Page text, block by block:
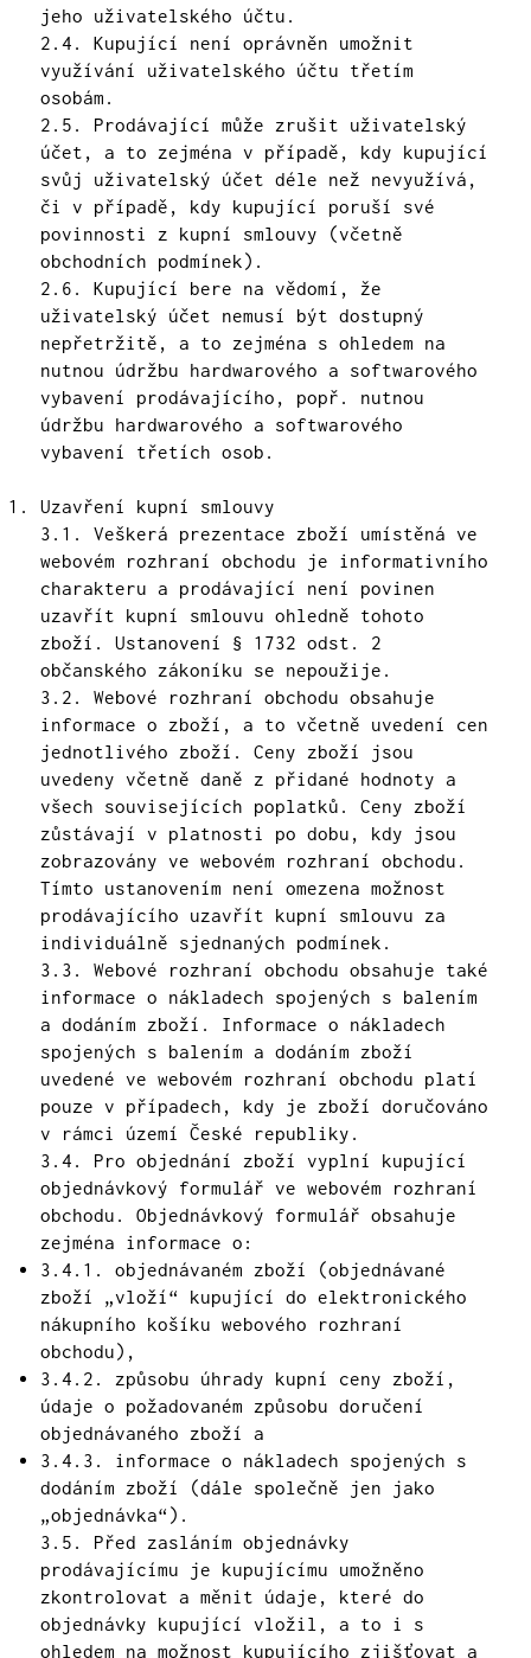
jeho uživatelského účtu.
2.4. Kupující není oprávněn umožnit
využívání uživatelského účtu třetím
osobám.
2.5. Prodávající může zrušit uživatelský
účet, a to zejména v případě, kdy kupující
svůj uživatelský účet déle než nevyužívá,
či v případě, kdy kupující poruší své
povinnosti z kupní smlouvy (včetně
obchodních podmínek).
2.6. Kupující bere na vědomí, že
uživatelský účet nemusí být dostupný
nepřetržitě, a to zejména s ohledem na
nutnou údržbu hardwarového a softwarového
vybavení prodávajícího, popř. nutnou
údržbu hardwarového a softwarového
vybavení třetích osob.
Uzavření kupní smlouvy
3.1. Veškerá prezentace zboží umístěná ve
webovém rozhraní obchodu je informativního
charakteru a prodávající není povinen
uzavřít kupní smlouvu ohledně tohoto
zboží. Ustanovení § 1732 odst. 2
občanského zákoníku se nepoužije.
3.2. Webové rozhraní obchodu obsahuje
informace o zboží, a to včetně uvedení cen
jednotlivého zboží. Ceny zboží jsou
uvedeny včetně daně z přidané hodnoty a
všech souvisejících poplatků. Ceny zboží
zůstávají v platnosti po dobu, kdy jsou
zobrazovány ve webovém rozhraní obchodu.
Tímto ustanovením není omezena možnost
prodávajícího uzavřít kupní smlouvu za
individuálně sjednaných podmínek.
3.3. Webové rozhraní obchodu obsahuje také
informace o nákladech spojených s balením
a dodáním zboží. Informace o nákladech
spojených s balením a dodáním zboží
uvedené ve webovém rozhraní obchodu platí
pouze v případech, kdy je zboží doručováno
v rámci území České republiky.
3.4. Pro objednání zboží vyplní kupující
objednávkový formulář ve webovém rozhraní
obchodu. Objednávkový formulář obsahuje
zejména informace o:
3.4.1. objednávaném zboží (objednávané
zboží „vloží“ kupující do elektronického
nákupního košíku webového rozhraní
obchodu),
3.4.2. způsobu úhrady kupní ceny zboží,
údaje o požadovaném způsobu doručení
objednávaného zboží a
3.4.3. informace o nákladech spojených s
dodáním zboží (dále společně jen jako
„objednávka“).
3.5. Před zasláním objednávky
prodávajícímu je kupujícímu umožněno
zkontrolovat a měnit údaje, které do
objednávky kupující vložil, a to i s
ohledem na možnost kupujícího zjišťovat a